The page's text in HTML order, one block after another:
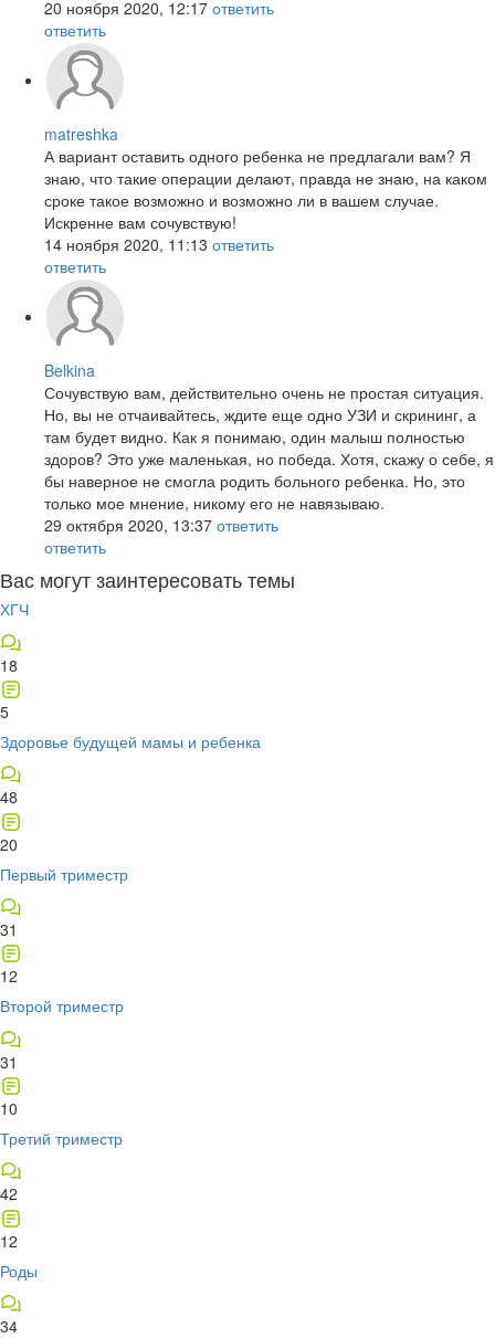
20 ноября 2020, 12:17 ответить
ответить
matreshka
А вариант оставить одного ребенка не предлагали вам? Я
знаю, что такие операции делают, правда не знаю, на каком
сроке такое возможно и возможно ли в вашем случае.
Искренне вам сочувствую!
14 ноября 2020, 11:13 ответить
ответить
Belkina
Сочувствую вам, действительно очень не простая ситуация.
Но, вы не отчаивайтесь, ждите еще одно УЗИ и скрининг, а
там будет видно. Как я понимаю, один малыш полностью
здоров? Это уже маленькая, но победа. Хотя, скажу о себе, я
бы наверное не смогла родить больного ребенка. Но, это
только мое мнение, никому его не навязываю.
29 октября 2020, 13:37 ответить
ответить
Вас могут заинтересовать темы
ХГЧ
18
5
Здоровье будущей мамы и ребенка
48
20
Первый триместр
31
12
Второй триместр
31
10
Третий триместр
42
12
Роды
34